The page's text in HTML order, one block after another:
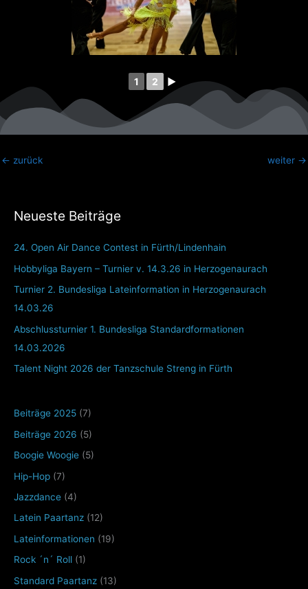
Neueste Beiträge
24. Open Air Dance Contest in Fürth/Lindenhain
Hobbyliga Bayern – Turnier v. 14.3.26 in Herzogenaurach
Turnier 2. Bundesliga Lateinformation in Herzogenaurach
14.03.26
Abschlussturnier 1. Bundesliga Standardformationen
14.03.2026
Talent Night 2026 der Tanzschule Streng in Fürth
Beiträge 2025 (7)
Beiträge 2026 (5)
Boogie Woogie (5)
Hip-Hop (7)
Jazzdance (4)
Latein Paartanz (12)
Lateinformationen (19)
Rock ´n´ Roll (1)
Standard Paartanz (13)
1 2 ►
← zurück weiter →